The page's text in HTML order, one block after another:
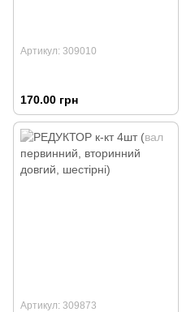
Артикул: 309010
170.00 грн
Артикул: 309873